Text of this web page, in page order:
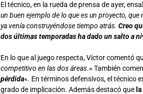
El técnico, en la rueda de prensa de ayer,
un buen ejemplo de lo que es un proyecto,
ya venía construyéndose tiempo atrás. Creo
dos últimas temporadas ha dado un salto a
En lo que al juego respecta, Víctor comentó
competitivo en las dos áreas.» También
pérdida«. En términos defensivos, el técnico
grado de implicación. Además destacó que